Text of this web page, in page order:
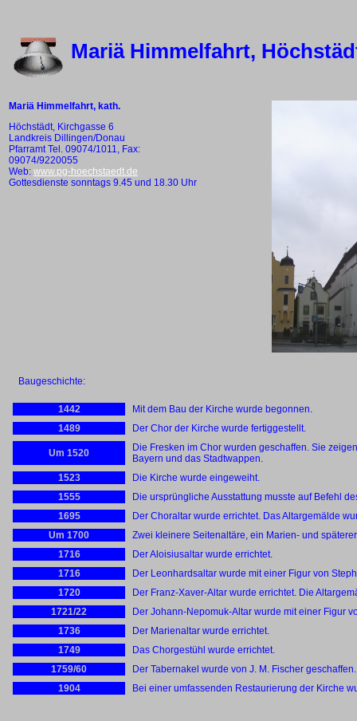
Mariä Himmelfahrt,
Mariä Himmelfahrt, kath.
Höchstädt, Kirchgasse 6
Landkreis Dillingen/Donau
Pfarramt Tel. 09074/1011, Fax:
09074/9220055
Web: www.pg-hoechstaedt.de
Gottesdienste sonntags 9.45 und 18.30 Uhr
Baugeschichte:
1442
Mit dem Bau der Kirche wurde begonnen.
1489
Der Chor der Kirche wurde fertiggestellt.
Um 1520
Die Fresken im Chor wurden geschaffen. Sie
Bayern und das Stadtwappen.
1523
Die Kirche wurde eingeweiht.
1555
Die ursprüngliche Ausstattung musste auf Befehl
1695
Der Choraltar wurde errichtet. Das Altargemälde
Um 1700
Zwei kleinere Seitenaltäre, ein Marien- und
1716
Der Aloisiusaltar wurde errichtet.
1716
Der Leonhardsaltar wurde mit einer Figur von
1720
Der Franz-Xaver-Altar wurde errichtet. Die
1721/22
Der Johann-Nepomuk-Altar wurde mit einer Figur
1736
Der Marienaltar wurde errichtet.
1749
Das Chorgestühl wurde errichtet.
1759/60
Der Tabernakel wurde von J. M. Fischer geschaffen.
1904
Bei einer umfassenden Restaurierung der Kirche